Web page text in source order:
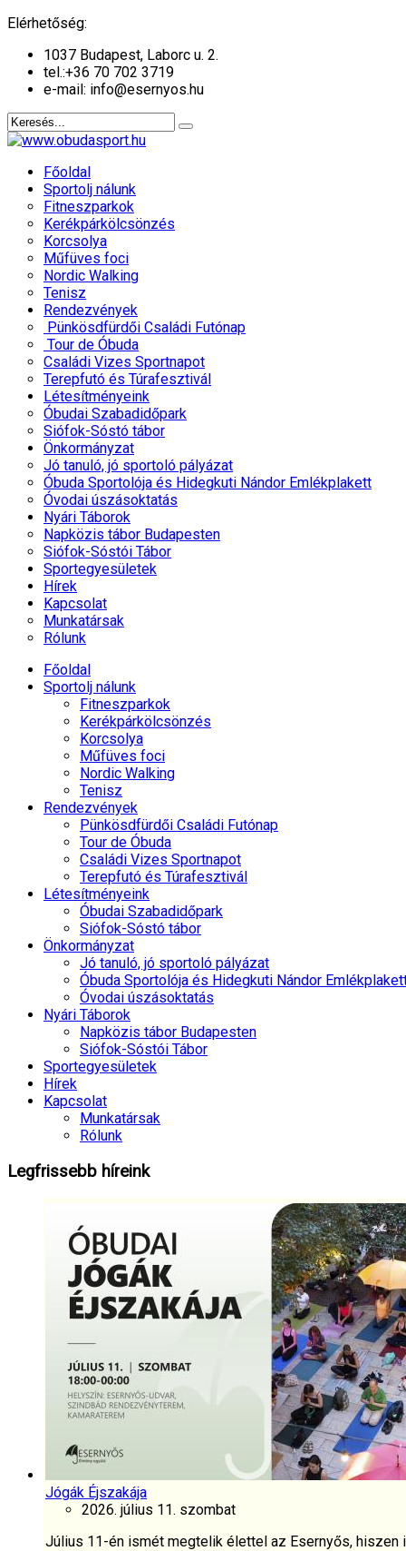
Elérhetőség:
1037 Budapest, Laborc u. 2.
tel.:+36 70 702 3719
e-mail: info@esernyos.hu
Főoldal
Sportolj nálunk
Fitneszparkok
Kerékpárkölcsönzés
Korcsolya
Műfüves foci
Nordic Walking
Tenisz
Rendezvények
Pünkösdfürdői Családi Futónap
Tour de Óbuda
Családi Vizes Sportnapot
Terepfutó és Túrafesztivál
Létesítményeink
Óbudai Szabadidőpark
Siófok-Sóstó tábor
Önkormányzat
Jó tanuló, jó sportoló pályázat
Óbuda Sportolója és Hidegkuti Nándor Emlékplakett
Óvodai úszásoktatás
Nyári Táborok
Napközis tábor Budapesten
Siófok-Sóstói Tábor
Sportegyesületek
Hírek
Kapcsolat
Munkatársak
Rólunk
Főoldal
Sportolj nálunk
Fitneszparkok
Kerékpárkölcsönzés
Korcsolya
Műfüves foci
Nordic Walking
Tenisz
Rendezvények
Pünkösdfürdői Családi Futónap
Tour de Óbuda
Családi Vizes Sportnapot
Terepfutó és Túrafesztivál
Létesítményeink
Óbudai Szabadidőpark
Siófok-Sóstó tábor
Önkormányzat
Jó tanuló, jó sportoló pályázat
Óbuda Sportolója és Hidegkuti Nándor
Óvodai úszásoktatás
Nyári Táborok
Napközis tábor Budapesten
Siófok-Sóstói Tábor
Sportegyesületek
Hírek
Kapcsolat
Munkatársak
Rólunk
Legfrissebb híreink
Jógák Éjszakája
2026. július 11. szombat
Július 11-én ismét megtelik élettel az Esernyős, hiszen
év
hónap
év
hónap